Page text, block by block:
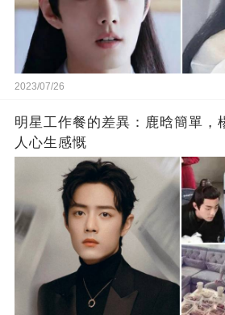
2023/07/26
明星工作餐的差異：鹿晗簡單，
人心生感慨